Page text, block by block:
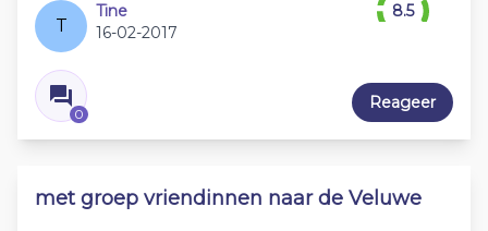
T
Tine
16-02-2017
0
8.5
Reageer
met groep vriendinnen naar de Veluwe